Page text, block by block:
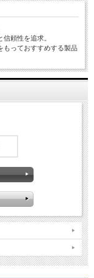
頼性を追求。
もっておすすめする製品